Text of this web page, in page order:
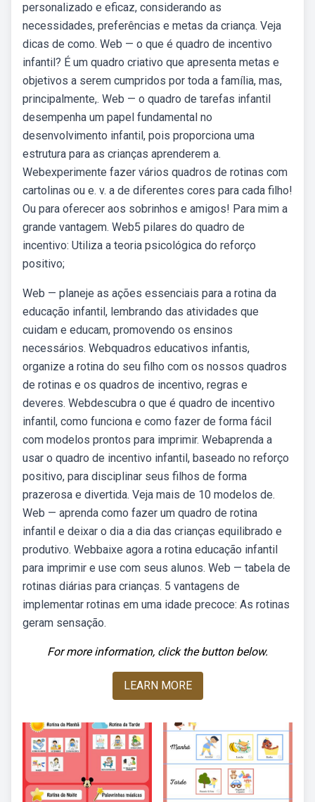
personalizado e eficaz, considerando as
necessidades, preferências e metas da criança. Veja
dicas de como. Web — o que é quadro de incentivo
infantil? É um quadro criativo que apresenta metas e
objetivos a serem cumpridos por toda a família, mas,
principalmente,. Web — o quadro de tarefas infantil
desempenha um papel fundamental no
desenvolvimento infantil, pois proporciona uma
estrutura para as crianças aprenderem a.
Webexperimente fazer vários quadros de rotinas com
cartolinas ou e. v. a de diferentes cores para cada filho!
Ou para oferecer aos sobrinhos e amigos! Para mim a
grande vantagem. Web5 pilares do quadro de
incentivo: Utiliza a teoria psicológica do reforço
positivo;
Web — planeje as ações essenciais para a rotina da
educação infantil, lembrando das atividades que
cuidam e educam, promovendo os ensinos
necessários. Webquadros educativos infantis,
organize a rotina do seu filho com os nossos quadros
de rotinas e os quadros de incentivo, regras e
deveres. Webdescubra o que é quadro de incentivo
infantil, como funciona e como fazer de forma fácil
com modelos prontos para imprimir. Webaprenda a
usar o quadro de incentivo infantil, baseado no reforço
positivo, para disciplinar seus filhos de forma
prazerosa e divertida. Veja mais de 10 modelos de.
Web — aprenda como fazer um quadro de rotina
infantil e deixar o dia a dia das crianças equilibrado e
produtivo. Webbaixe agora a rotina educação infantil
para imprimir e use com seus alunos. Web — tabela de
rotinas diárias para crianças. 5 vantagens de
implementar rotinas em uma idade precoce: As rotinas
geram sensação.
For more information, click the button below.
LEARN MORE